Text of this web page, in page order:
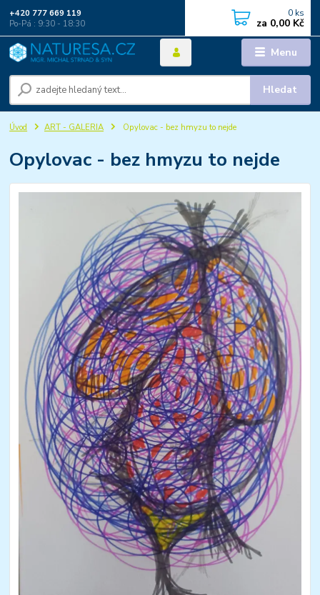
Menu
Hledat
+420 777 669 119
Po-Pá : 9:30 - 18:30
0 ks
za 0,00 Kč
Úvod ART - GALERIA Opylovac - bez hmyzu to nejde
Opylovac - bez hmyzu to nejde